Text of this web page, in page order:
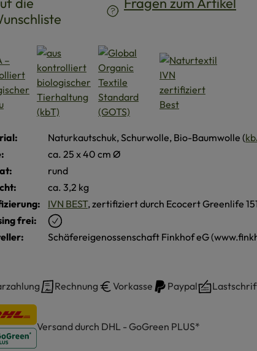
Naturkautschuk, Schurwolle, Bio-Baumwolle (
ca. 25 x 40 cm Ø
rund
ca. 3,2 kg
IVN BEST, zertifiziert durch Ecocert Greenlife
frei:
Schäfereigenossenschaft Finkhof eG
Rechnung Vorkasse Paypal
Versand durch DHL - GoGreen PLUS*